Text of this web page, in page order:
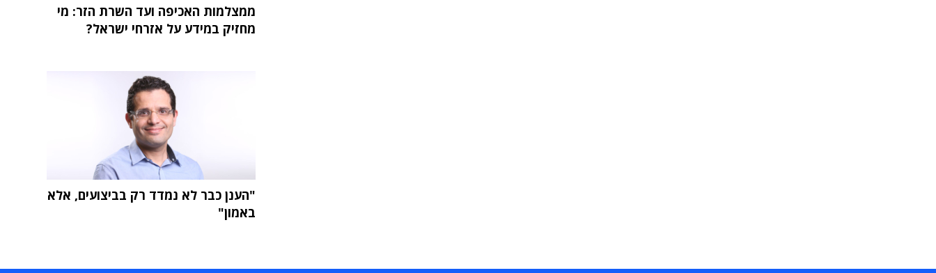
ממצלמות האכיפה ועד השרת הזר: מי
מחזיק במידע על אזרחי ישראל?
"הענן כבר לא נמדד רק בביצועים, אלא
באמון"